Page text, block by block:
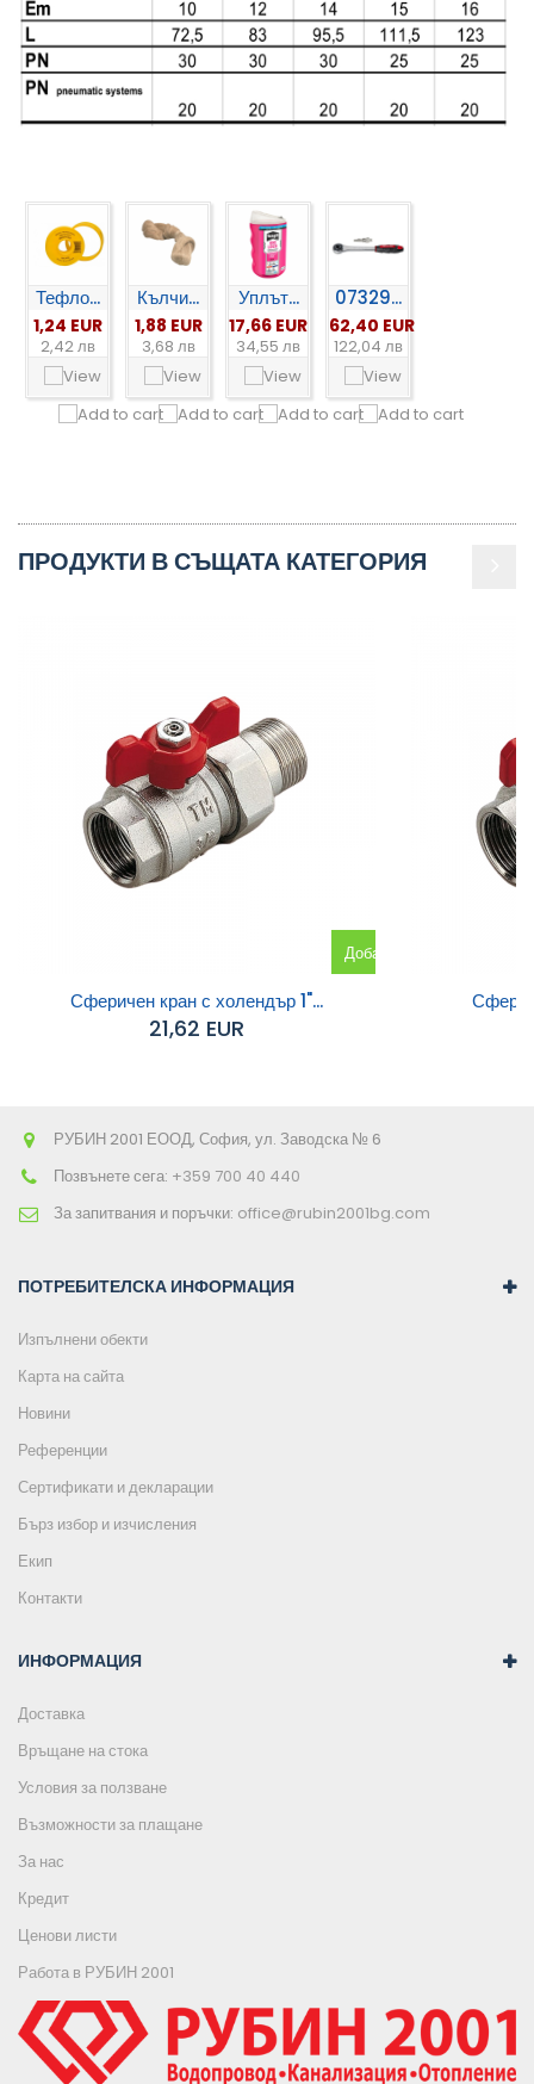
Тефло...
1,24 EUR
2,42 лв
Кълчи...
1,88 EUR
3,68 лв
Уплът...
17,66 EUR
34,55 лв
07329...
62,40 EUR
122,04 лв
ПРОДУКТИ В СЪЩАТА КАТЕГОРИЯ
Добавяне
Сферичен кран с холендър 1"...
21,62 EUR
РУБИН 2001 ЕООД, София, ул. Заводска № 6
Позвънете сега: +359 700 40 440
За запитвания и поръчки: office@rubin2001bg.com
ПОТРЕБИТЕЛСКА ИНФОРМАЦИЯ
Изпълнени обекти
Карта на сайта
Новини
Референции
Сертификати и декларации
Бърз избор и изчисления
Екип
Контакти
ИНФОРМАЦИЯ
Доставка
Връщане на стока
Условия за ползване
Възможности за плащане
За нас
Кредит
Ценови листи
Работа в РУБИН 2001